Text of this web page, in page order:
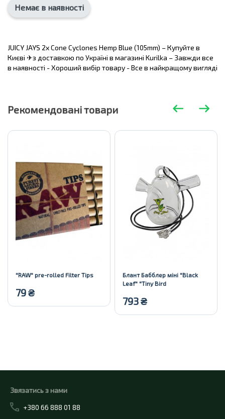
Немає в наявності
JUICY JAYS 2x Cone Cyclones Hemp Blue (105mm) – Купуйте в
Києві ✈з доставкою по Україні в магазині Kurilka – Завжди все
в наявності - Хороший вибір товару - Все в найкращому вигляді
Рекомендовані товари
"RAW" pre-rolled Filter Tips
79₴
Блант Бабблер міні "Black
Leaf" "Tiny Bird
793₴
Звязатись з нами
+380 66 888 01 88